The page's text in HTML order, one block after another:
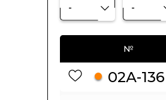
- -
№
02А-136